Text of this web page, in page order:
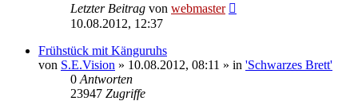
Letzter Beitrag von webmaster
10.08.2012, 12:37
Frühstück mit Känguruhs
von S.E.Vision » 10.08.2012, 08:11 » in 'Schwarzes Brett'
0 Antworten
23947 Zugriffe